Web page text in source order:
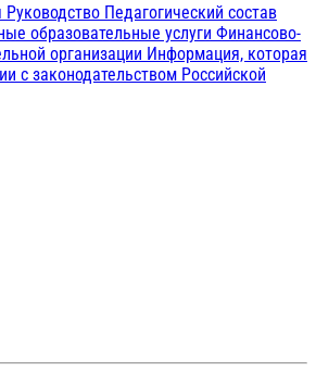
Руководство Педагогический состав
образовательные услуги Финансово-
организации Информация, которая
с законодательством Российской